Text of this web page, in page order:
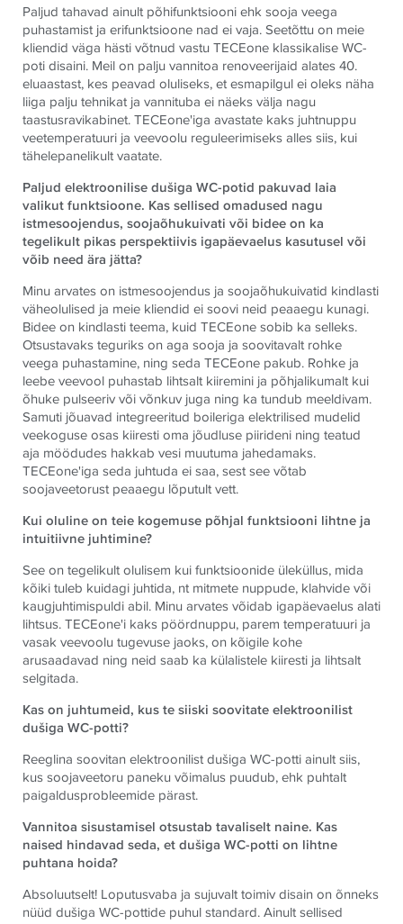
Paljud tahavad ainult põhifunktsiooni ehk sooja veega
puhastamist ja erifunktsioone nad ei vaja. Seetõttu on meie
kliendid väga hästi võtnud vastuTECEone klassikalise WC-
poti disaini. Meil on palju vannitoa renoveerijaid alates 40.
eluaastast, kes peavad oluliseks, et esmapilgul ei oleks näha
liiga palju tehnikat ja vannituba ei näeks välja nagu
taastusravikabinet.TECEone'iga avastate kaks juhtnuppu
veetemperatuuri ja veevoolu reguleerimiseks alles siis, kui
tähelepanelikult vaatate.
Paljud elektroonilise dušiga WC-potid pakuvad laia
valikut funktsioone. Kas sellised omadused nagu
istmesoojendus, soojaõhukuivati või bidee on ka
tegelikult pikas perspektiivis igapäevaelus kasutusel või
võib need ära jätta?
Minu arvates on istmesoojendus ja soojaõhukuivatid kindlasti
väheolulised ja meie kliendid ei soovi neid peaaegu kunagi.
Bidee on kindlasti teema, kuid TECEone sobib ka selleks.
Otsustavaks teguriks on aga sooja ja soovitavalt rohke
veega puhastamine, ning seda TECEone pakub. Rohke ja
leebe veevool puhastab lihtsalt kiiremini ja põhjalikumalt kui
õhuke pulseeriv või võnkuv juga ning ka tundub meeldivam.
Samuti jõuavad integreeritud boileriga elektrilised mudelid
veekoguse osas kiiresti oma jõudluse piirideni ning teatud
aja möödudes hakkab vesi muutuma jahedamaks.
TECEone'iga seda juhtuda ei saa, sest see võtab
soojaveetorust peaaegu lõputult vett.
Kui oluline on teie kogemuse põhjal funktsiooni lihtne ja
intuitiivne juhtimine?
See on tegelikult olulisem kui funktsioonide üleküllus, mida
kõiki tuleb kuidagi juhtida, nt mitmete nuppude, klahvide või
kaugjuhtimispuldi abil. Minu arvates võidab igapäevaelus alati
lihtsus.TECEone'i kaks pöördnuppu, parem temperatuuri ja
vasak veevoolu tugevuse jaoks, on kõigile kohe
arusaadavad ning neid saab ka külalistele kiiresti ja lihtsalt
selgitada.
Kas on juhtumeid, kus te siiski soovitate elektroonilist
dušiga WC-potti?
Reeglina soovitan elektroonilist dušiga WC-potti ainult siis,
kus soojaveetoru paneku võimalus puudub, ehk puhtalt
paigaldusprobleemide pärast.
Vannitoa sisustamisel otsustab tavaliselt naine. Kas
naised hindavad seda, et dušiga WC-potti on lihtne
puhtana hoida?
Absoluutselt! Loputusvaba ja sujuvalt toimiv disain on õnneks
nüüd dušiga WC-pottide puhul standard. Ainult sellised